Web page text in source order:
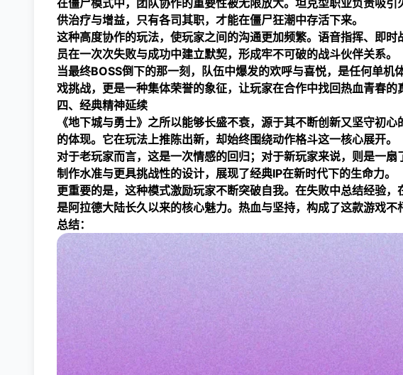
在僵尸模式中，团队协作的重要性被无限放大。坦克型职业负责吸
供治疗与增益，只有各司其职，才能在僵尸狂潮中存活下来。
这种高度协作的玩法，使玩家之间的沟通更加频繁。语音指挥、即
员在一次次失败与成功中建立默契，形成牢不可破的战斗伙伴关系。
当最终BOSS倒下的那一刻，队伍中爆发的欢呼与喜悦，是任何单机
戏挑战，更是一种集体荣誉的象征，让玩家在合作中找回热血青春的
四、经典精神延续
《地下城与勇士》之所以能够长盛不衰，源于其不断创新又坚守初
的体现。它在玩法上推陈出新，却始终围绕动作格斗这一核心展开。
对于老玩家而言，这是一次情感的回归；对于新玩家来说，则是一
制作水准与更具挑战性的设计，展现了经典IP在新时代下的生命力。
更重要的是，这种模式激励玩家不断突破自我。在失败中总结经验
是阿拉德大陆长久以来的核心魅力。热血与坚持，构成了这款游戏不
总结：